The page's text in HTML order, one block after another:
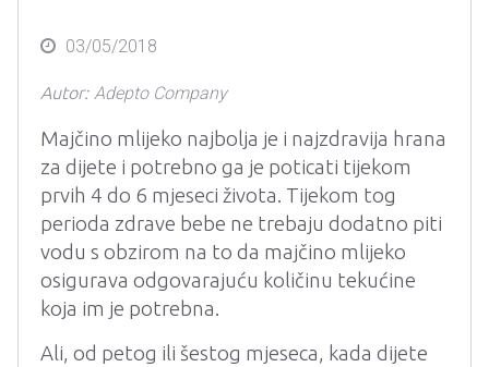
Posted03/05/2018
Autor: Adepto Company
Majčino mlijeko najbolja je i najzdravija hrana
za dijete i potrebno ga je poticati tijekom
prvih 4 do 6 mjeseci života. Tijekom tog
perioda zdrave bebe ne trebaju dodatno piti
vodu s obzirom na to da majčino mlijeko
osigurava odgovarajuću količinu tekućine
koja im je potrebna.
Ali, od petog ili šestog mjeseca, kada dijete